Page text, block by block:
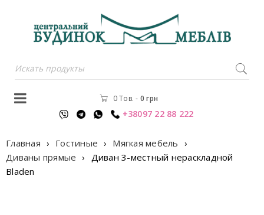
0 Тов. - 0грн
+38097 22 88 222
Главная › Гостиные › Мягкая мебель ›
Диваны прямые ›
Диван 3-местный нераскладной
Bladen